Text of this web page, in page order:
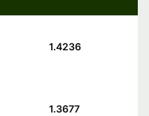
1.4236
1.3677